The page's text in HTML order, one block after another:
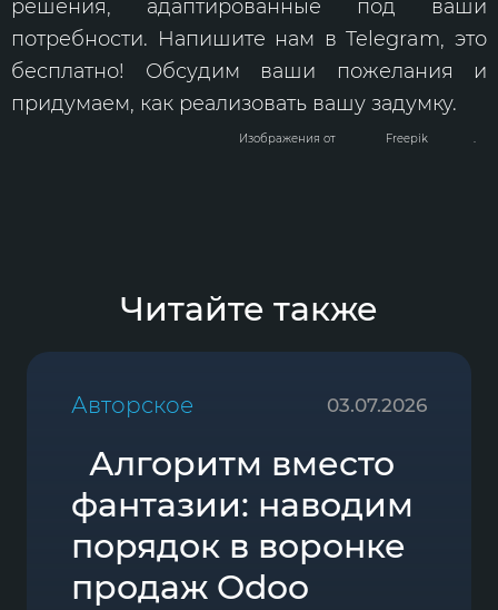
решения, адаптированные под ваши
потребности. Напишите нам в Telegram, это
бесплатно! Обсудим ваши пожелания и
придумаем, как реализовать вашу задумку.
Изображения от Freepik
Читайте также
Авторское 03.07.2026
Алгоритм вместо
фантазии: наводим
порядок в воронке
продаж Odoo